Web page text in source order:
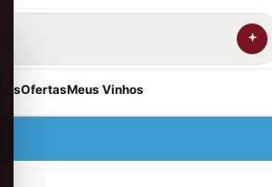
OfertasMeus Vinhos